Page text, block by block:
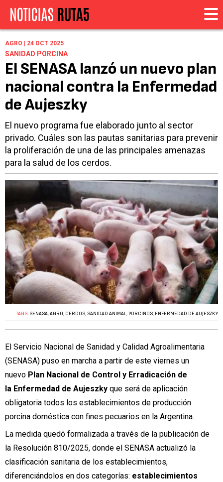
AGRO | 24 OCT 2025
SANIDAD PORCINA
El SENASA lanzó un nuevo plan
nacional contra la Enfermedad
de Aujeszky
El nuevo programa fue elaborado junto al sector
privado. Cuáles son las pautas sanitarias para prevenir
la proliferación de una de las principales amenazas
para la salud de los cerdos.
TAGS: SENASA,AGRO, CERDOS, SANIDAD ANIMAL, PORCINOS, ENFERMEDAD DE AUJESZKY
El Servicio Nacional de Sanidad y Calidad Agroalimentaria
(SENASA) puso en marcha a partir de este viernes un
nuevo Plan Nacional de Control y Erradicación de
la Enfermedad de Aujeszky que será de aplicación
obligatoria todos los establecimientos de producción
porcina doméstica con fines pecuarios en la Argentina.
La medida quedó formalizada a través de la publicación de
la Resolución 810/2025, donde el SENASA actualizó la
clasificación sanitaria de los establecimientos,
diferenciándolos en dos categorías: establecimientos